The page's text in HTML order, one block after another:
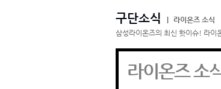
구단소식
라이온즈 소식
삼성라이온즈의 최신 핫이슈! 라이
라이온즈 소